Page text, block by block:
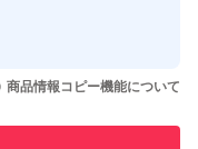
させた実績があります
商品情報コピー機能について